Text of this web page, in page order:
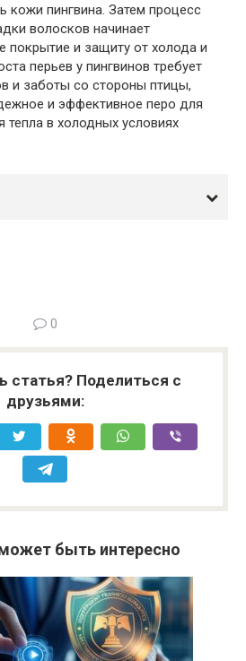
кожи пингвина. Затем процесс
волосков начинает
покрытие и защиту от холода и
перьев у пингвинов требует
и заботы со стороны птицы,
и эффективное перо для
тепла в холодных условиях
0
статья? Поделиться с
друзьями:
быть интересно